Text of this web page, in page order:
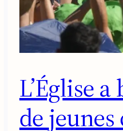
L’Église
de